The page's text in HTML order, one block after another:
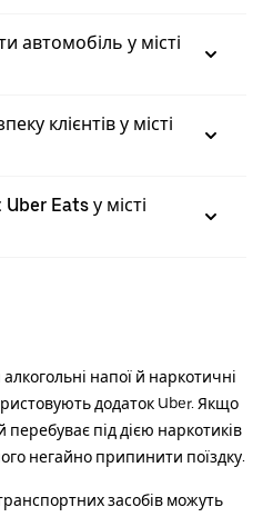
автомобіль у місті
клієнтів у місті
Eats у місті
напої й наркотичні
додаток Uber. Якщо
під дією наркотиків
негайно припинити поїздку.
засобів можуть